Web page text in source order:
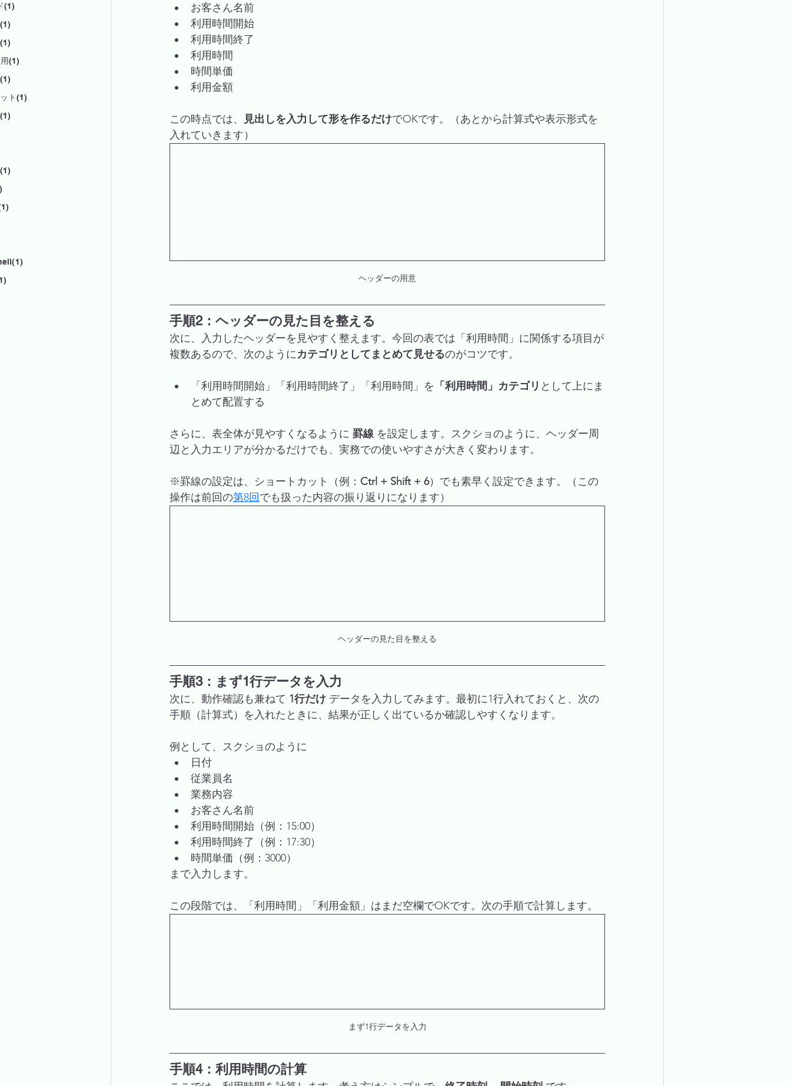
(1)
(1)
ト(1)
お客さん名前
利用時間開始
利用時間終了
利用時間
時間単価
利用金額
この時点では、 見出しを入力して形を作るだけでOKです。（あとから計算式や表示形式を
入れていきます）
ヘッダーの用意
手順2：ヘッダーの見た目を整える
次に、入力したヘッダーを見やすく整えます。今回の表では「利用時間」に関係する項目が
複数あるので、次のようにカテゴリとしてまとめて見せるのがコツです。
「利用時間開始」「利用時間終了」「利用時間」を 「利用時間」カテゴリ として上にま
とめて配置する
さらに、表全体が見やすくなるように 罫線 を設定します。スクショのように、ヘッダー周
辺と入力エリアが分かるだけでも、実務での使いやすさが大きく変わります。
※罫線の設定は、ショートカット（例： Ctrl + Shift + 6）でも素早く設定できます。（この
操作は前回の第8回でも扱った内容の振り返りになります）
ヘッダーの見た目を整える
手順3：まず1行データを入力
次に、動作確認も兼ねて 1行だけ データを入力してみます。最初に1行入れておくと、次の
手順（計算式）を入れたときに、結果が正しく出ているか確認しやすくなります。
例として、スクショのように
日付
従業員名
業務内容
お客さん名前
利用時間開始（例：15:00）
利用時間終了（例：17:30）
時間単価（例：3000）
まで入力します。
この段階では、「利用時間」「利用金額」はまだ空欄でOKです。次の手順で計算します。
まず1行データを入力
手順4：利用時間の計算